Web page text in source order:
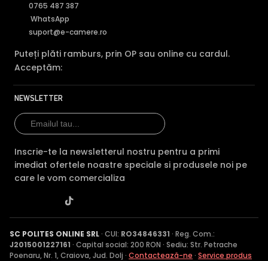
0765 487 387
WhatsApp
suport@e-camere.ro
Puteți plăti ramburs, prin OP sau online cu cardul.
Acceptăm:
NEWSLETTER
Inscrie-te la newsletterul nostru pentru a primi
imediat ofertele noastre speciale si produsele noi pe
care le vom comercializa
SC POLITES ONLINE SRL· CUI: RO34846331 · Reg. Com.:
J2015001227161 · Capital social: 200 RON · Sediu: Str. Petrache
Poenaru, Nr. 1, Craiova, Jud. Dolj · Contactează-ne · Service produs